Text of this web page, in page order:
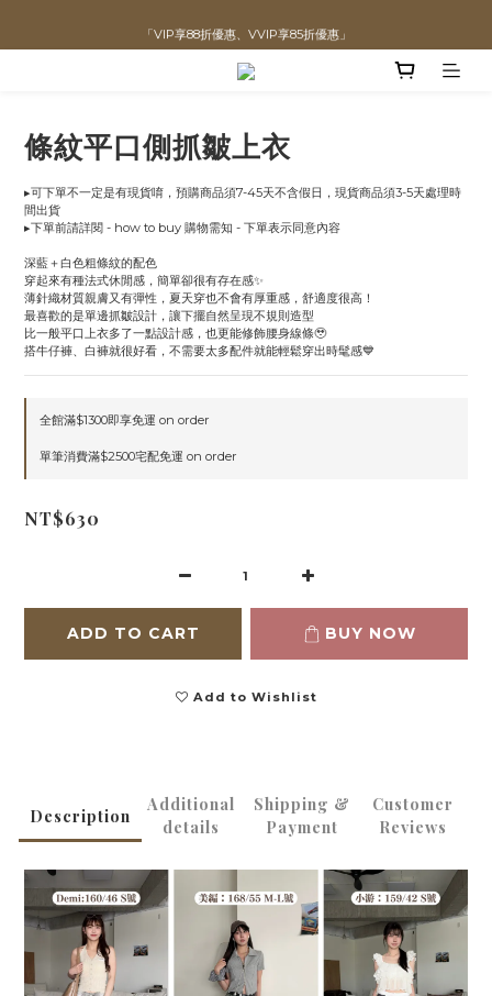
全館滿$1300即可享「免運」♡♡
條紋平口側抓皺上衣
▸可下單不一定是有現貨唷，預購商品須7-45天不含假日，現貨商品須3-5天處理時
間出貨
▸下單前請詳閱 - how to buy 購物需知 - 下單表示同意內容
深藍＋白色粗條紋的配色
穿起來有種法式休閒感，簡單卻很有存在感✨
薄針織材質親膚又有彈性，夏天穿也不會有厚重感，舒適度很高！
最喜歡的是單邊抓皺設計，讓下擺自然呈現不規則造型
比一般平口上衣多了一點設計感，也更能修飾腰身線條🥹
搭牛仔褲、白褲就很好看，不需要太多配件就能輕鬆穿出時髦感💙
全館滿$1300即享免運 on order
單筆消費滿$2500宅配免運 on order
NT$630
ADD TO CART BUY NOW
Add to Wishlist
Description
Additional
details
Shipping &
Payment
Customer
Reviews